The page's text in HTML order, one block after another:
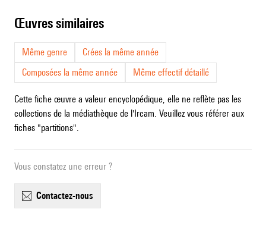
œuvres similaires
Même genre
Crées la même année
Composées la même année
Même effectif détaillé
Cette fiche œuvre a valeur encyclopédique, elle ne reflète pas les
collections de la médiathèque de l'Ircam. Veuillez vous référer aux
fiches "partitions".
Vous constatez une erreur ?
contactez-nous